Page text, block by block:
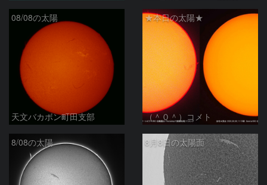
08/08の太陽
天文バカボン町田支部
★本日の太陽★
（＾０＾）コメト
8/08の太陽 8月8日の太陽面